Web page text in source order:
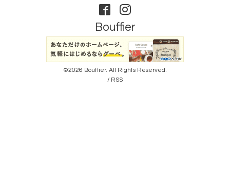
Bouffier
©2026 Bouffier. All Rights Reserved.
/ RSS